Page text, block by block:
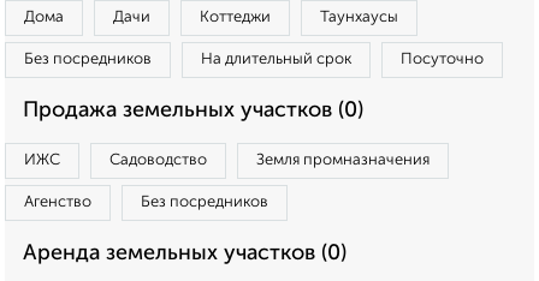
Дома Дачи Коттеджи Таунхаусы
Без посредников На длительный срок Посуточно
Продажа земельных участков (0)
ИЖС Садоводство Земля промназначения
Агенство Без посредников
Аренда земельных участков (0)